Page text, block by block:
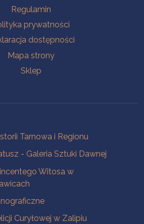
Regulamin
prywatności
dostępności
Mapa strony
Sklep
Tarnowa i Regionu
- Galeria Sztuki Dawnej
Witosa w
Curyłowej w Zalipiu